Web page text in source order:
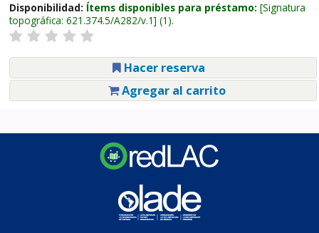
Disponibilidad: Ítems disponibles para préstamo: Signatura
topográfica: 621.374.5/A282/v.1 (1).
Hacer reserva
Agregar al carrito